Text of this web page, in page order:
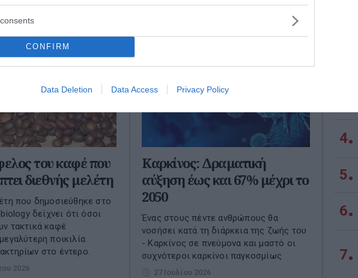
CONFIRM
Data Deletion Data Access Privacy Policy
του καφέ που
διεθνής μελέτη
που δημοσιεύθηκε στο
δείχνει ότι όσοι
τακτικά καφέ
ποικιλία
στο έντερο.
2026
Καρκίνος: Δραματική
αύξηση έως και 67% μέχρι το
2050
Ένας στους πέντε ανθρώπους θα
νοσήσει κατά τη διάρκεια της ζωής του
- Καρκίνος σε πνεύμονα και μαστό οι
συχνότεροι καρκίνοι παγκοσμίως
27 Ιουλίου 2026
4
5
6
7